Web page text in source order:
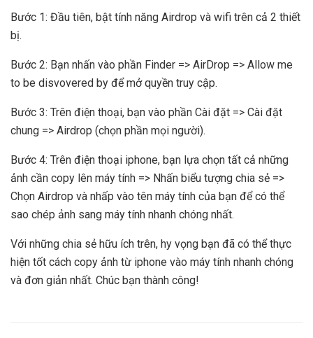
Bước 1: Đầu tiên, bật tính năng Airdrop và wifi trên cả 2 thiết
bị.
Bước 2: Bạn nhấn vào phần Finder => AirDrop => Allow me
to be disvovered by để mở quyền truy cập.
Bước 3: Trên điện thoại, bạn vào phần Cài đặt => Cài đặt
chung => Airdrop (chọn phần mọi người).
Bước 4: Trên điện thoại iphone, bạn lựa chọn tất cả những
ảnh cần copy lên máy tính => Nhấn biểu tượng chia sẻ =>
Chọn Airdrop và nhấp vào tên máy tính của bạn để có thể
sao chép ảnh sang máy tính nhanh chóng nhất.
Với những chia sẻ hữu ích trên, hy vọng bạn đã có thể thực
hiện tốt cách copy ảnh từ iphone vào máy tính nhanh chóng
và đơn giản nhất. Chúc bạn thành công!